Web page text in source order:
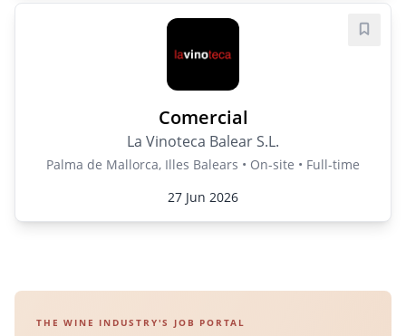
Comercial
La Vinoteca Balear S.L.
Palma de Mallorca, Illes Balears • On-site • Full-time
27 Jun 2026
Save
THE WINE INDUSTRY'S JOB PORTAL